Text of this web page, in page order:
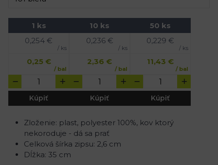
1 ks
0,254 €
/ ks
0,25€
/ bal
Kúpiť
10 ks
0,236€
/ ks
2,36 €
/ bal
Kúpiť
50 ks
0,229 €
/ ks
11,43 €
/ bal
Kúpiť
Zloženie: plast, polyester 100%, kov ktorý
nekoroduje - dá sa prať
Celková šírka zipsu: 2,6 cm
Dĺžka: 35 cm